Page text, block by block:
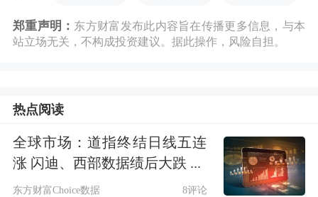
力弱”现象。独董都是由亲朋好友介
绍，担任独董后，可能嘴软；独董的津
软；独董面对的是公司，个人的力量难
以对抗法人的力量。
由于独立董事制度存在缺陷，有一些独
郑重声明： 东方财富发布此内容旨在传播更多信息，与本
站立场无关，不构成投资建议。据此操作，风险自担。
热点阅读
全球市场：道指终结日线五连
涨 闪迪、西部数据绩后大跌 ...
东方财富Choice数据 8评论